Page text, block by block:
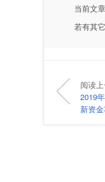
当前文
若有其
阅读
2019
新资